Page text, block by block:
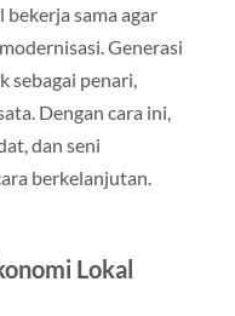
sama agar
Generasi
sebagai penari,
Dengan cara ini,
dan seni
berkelanjutan.
Lokal